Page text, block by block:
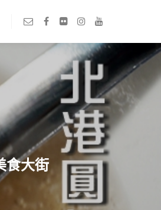
食大街